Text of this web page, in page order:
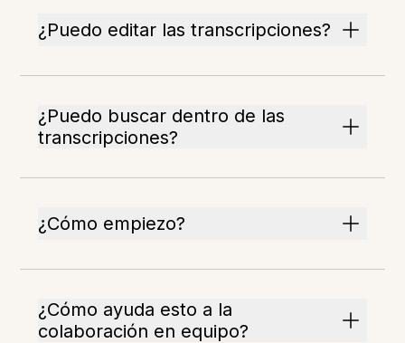
¿Puedo editar las transcripciones?
¿Puedo buscar dentro de las
transcripciones?
¿Cómo empiezo?
¿Cómo ayuda esto a la
colaboración en equipo?